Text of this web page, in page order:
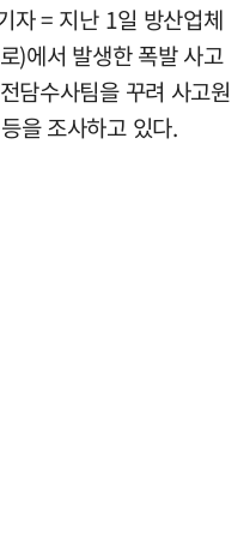
자 = 지난 1일 방산업체
)에서 발생한 폭발 사고
담수사팀을 꾸려 사고원
을 조사하고 있다.